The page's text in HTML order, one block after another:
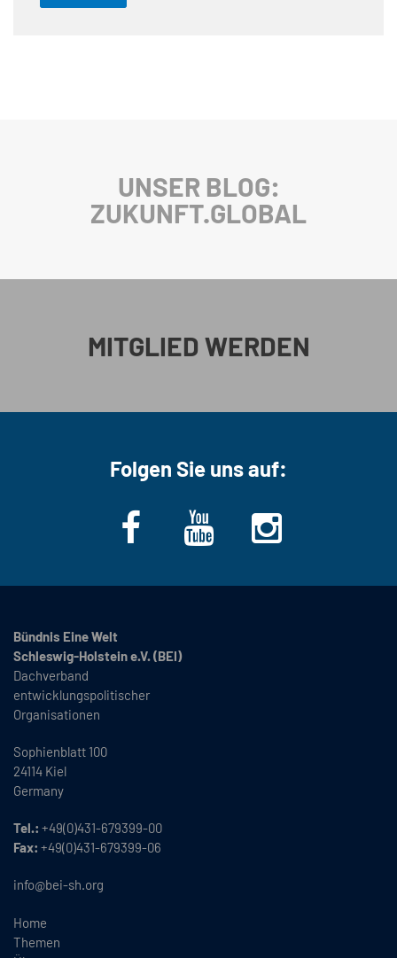
UNSER BLOG:
ZUKUNFT.GLOBAL
MITGLIED WERDEN
Folgen Sie uns auf:
Bündnis Eine Welt
Schleswig-Holstein e.V. (BEI)
Dachverband
entwicklungspolitischer
Organisationen
Sophienblatt 100
24114 Kiel
Germany
Tel.: +49(0)431-679399-00
Fax: +49(0)431-679399-06
info@bei-sh.org
Home
Themen